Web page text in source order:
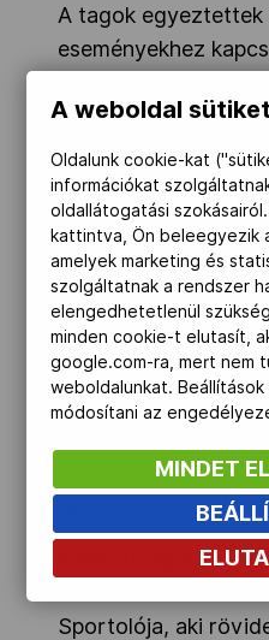
A tagok egyeztettek
eseményekhez
tapasztalatairól, az
ezekkel összefüggő
évet érintő,
projektekről.
Az eseményen
rendszer
rutinos, tapasztalt
és a Call-center is.
meg az
orvosbizottságként”
aktívabb
A bizottság
Sportolója, aki
A weboldal
Oldalunk cookie-kat
információkat
oldallátogatási
kattintva, Ön beleegyezik
amelyek marketing és
szolgáltatnak a rendszer
elengedhetetlenül
minden cookie-t elutasít,
google.com-ra, mert nem
weboldalunkat.
módosítani az
MINDET